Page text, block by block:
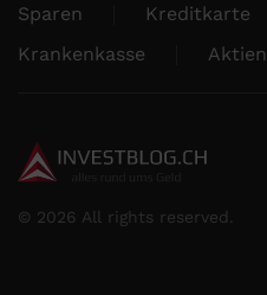
Sparen
Kreditkarte
Krankenkasse
Aktien
© 2026 All rights reserved.